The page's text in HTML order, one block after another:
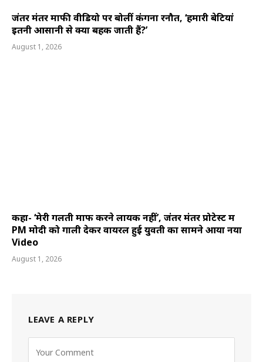
जंतर मंतर माफी वीडियो पर बोलीं कंगना रनौत, ‘हमारी बेटियां
इतनी आसानी से क्यों बहक जाती हैं?’
August 1, 2026
कहा- ‘मेरी गलती माफ करने लायक नहीं’, जंतर मंतर प्रोटेस्ट में
PM मोदी को गाली देकर वायरल हुई युवती का सामने आया नया
Video
August 1, 2026
LEAVE A REPLY